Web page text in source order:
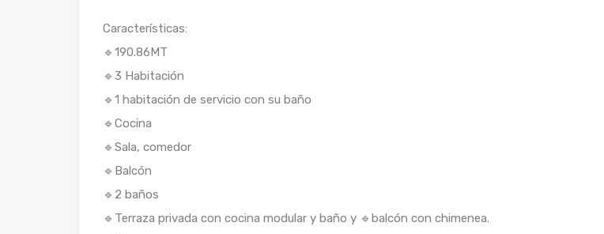
Características:
🔹190.86MT
🔹3 Habitación
🔹1 habitación de servicio con su baño
🔹Cocina
🔹Sala, comedor
🔹Balcón
🔹2 baños
🔹Terraza privada con cocina modular y baño y 🔹balcón con chimenea.